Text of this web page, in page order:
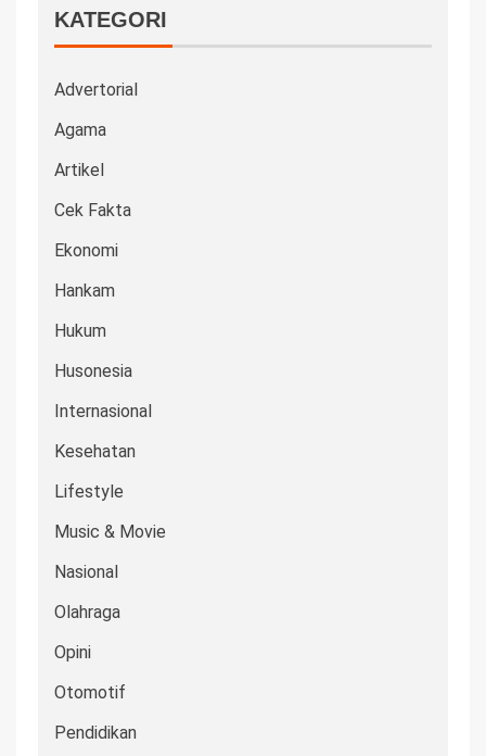
KATEGORI
Advertorial
Agama
Artikel
Cek Fakta
Ekonomi
Hankam
Hukum
Husonesia
Internasional
Kesehatan
Lifestyle
Music & Movie
Nasional
Olahraga
Opini
Otomotif
Pendidikan